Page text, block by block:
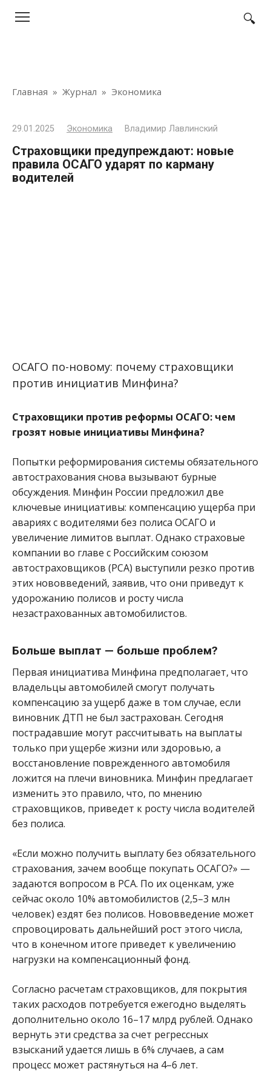
Главная » Журнал » Экономика
29.01.2025 Экономика Владимир Лавлинский
Страховщики предупреждают: новые
правила ОСАГО ударят по карману
водителей
ОСАГО по-новому: почему страховщики
против инициатив Минфина?
Страховщики против реформы ОСАГО: чем
грозят новые инициативы Минфина?
Попытки реформирования системы обязательного
автострахования снова вызывают бурные
обсуждения. Минфин России предложил две
ключевые инициативы: компенсацию ущерба при
авариях с водителями без полиса ОСАГО и
увеличение лимитов выплат. Однако страховые
компании во главе с Российским союзом
автостраховщиков (РСА) выступили резко против
этих нововведений, заявив, что они приведут к
удорожанию полисов и росту числа
незастрахованных автомобилистов.
Больше выплат — больше проблем?
Первая инициатива Минфина предполагает, что
владельцы автомобилей смогут получать
компенсацию за ущерб даже в том случае, если
виновник ДТП не был застрахован. Сегодня
пострадавшие могут рассчитывать на выплаты
только при ущербе жизни или здоровью, а
восстановление поврежденного автомобиля
ложится на плечи виновника. Минфин предлагает
изменить это правило, что, по мнению
страховщиков, приведет к росту числа водителей
без полиса.
«Если можно получить выплату без обязательного
страхования, зачем вообще покупать ОСАГО?» —
задаются вопросом в РСА. По их оценкам, уже
сейчас около 10% автомобилистов (2,5–3 млн
человек) ездят без полисов. Нововведение может
спровоцировать дальнейший рост этого числа,
что в конечном итоге приведет к увеличению
нагрузки на компенсационный фонд.
Согласно расчетам страховщиков, для покрытия
таких расходов потребуется ежегодно выделять
дополнительно около 16–17 млрд рублей. Однако
вернуть эти средства за счет регрессных
взысканий удается лишь в 6% случаев, а сам
процесс может растянуться на 4–6 лет.